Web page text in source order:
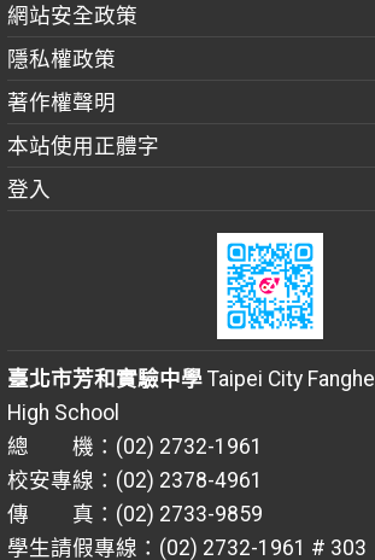
網站安全政策
隱私權政策
著作權聲明
本站使用正體字
登入
臺北市芳和實驗中學Taipei City
High School
總 機：(02) 2732-1961
校安專線：(02) 2378-4961
傳 真：(02) 2733-9859
學生請假專線：(02) 2732-1961 # 303